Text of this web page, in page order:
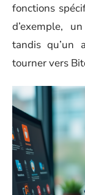
fonctions
d’exemple,
tandis qu’un
tourner vers